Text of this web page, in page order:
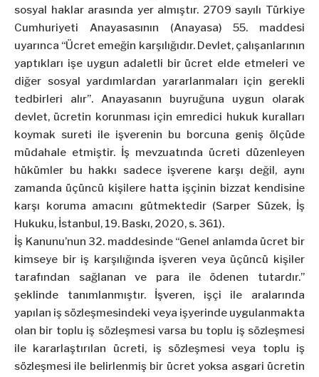
sosyal haklar arasında yer almıştır. 2709 sayılı Türkiye
Cumhuriyeti Anayasasının (Anayasa) 55. maddesi
uyarınca “Ücret emeğin karşılığıdır. Devlet, çalışanlarının
yaptıkları işe uygun adaletli bir ücret elde etmeleri ve
diğer sosyal yardımlardan yararlanmaları için gerekli
tedbirleri alır”. Anayasanın buyruğuna uygun olarak
devlet, ücretin korunması için emredici hukuk kuralları
koymak sureti ile işverenin bu borcuna geniş ölçüde
müdahale etmiştir. İş mevzuatında ücreti düzenleyen
hükümler bu hakkı sadece işverene karşı değil, aynı
zamanda üçüncü kişilere hatta işçinin bizzat kendisine
karşı koruma amacını gütmektedir (Sarper Süzek, İş
Hukuku, İstanbul, 19. Baskı, 2020, s. 361).
İş Kanunu’nun 32. maddesinde “Genel anlamda ücret bir
kimseye bir iş karşılığında işveren veya üçüncü kişiler
tarafından sağlanan ve para ile ödenen tutardır.”
şeklinde tanımlanmıştır. İşveren, işçi ile aralarında
yapılan iş sözleşmesindeki veya işyerinde uygulanmakta
olan bir toplu iş sözleşmesi varsa bu toplu iş sözleşmesi
ile kararlaştırılan ücreti, iş sözleşmesi veya toplu iş
sözleşmesi ile belirlenmiş bir ücret yoksa asgari ücretin